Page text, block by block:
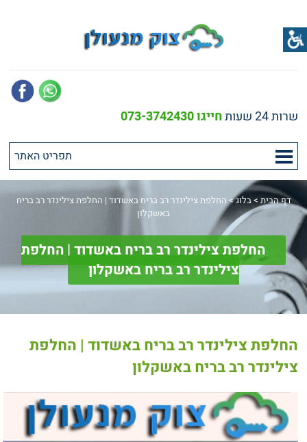
שרות 24 שעות חייגו 073-3742430
דף הבית >בלוג>החלפת צילינדר רב בריח באשדוד | החלפת צילינדר רב בריח
באשקלון
החלפת צילינדר רב בריח באשדוד | החלפת
צילינדר רב בריח באשקלון
החלפת צילינדר רב בריח באשדוד | החלפת
צילינדר רב בריח באשקלון